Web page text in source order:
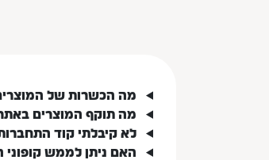
מה הכשרות של
מה תוקף המוצרים
לא קיבלתי קוד
האם ניתן לממש